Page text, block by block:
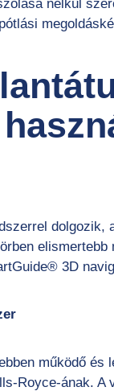
nélkül
dolgozik,
3D
működő és
Royce-ának.